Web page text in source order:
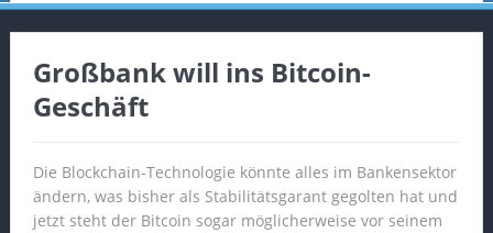
Großbank will ins Bitcoin-
Geschäft
Die Blockchain-Technologie könnte alles im Bankensektor
ändern, was bisher als Stabilitätsgarant gegolten hat und
jetzt steht der Bitcoin sogar möglicherweise vor seinem